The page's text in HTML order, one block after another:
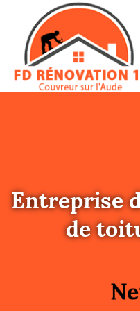
Entreprise
de